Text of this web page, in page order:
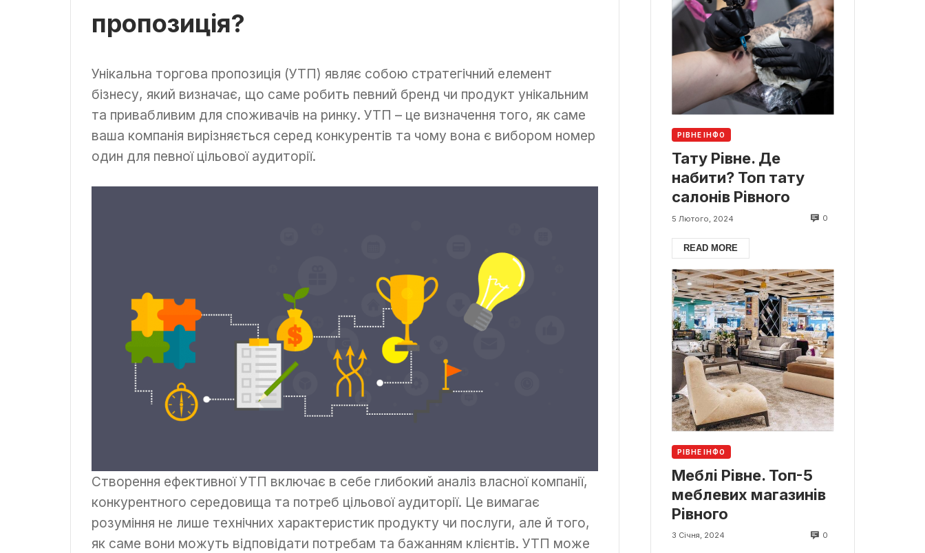
пропозиція?
Унікальна торгова пропозиція (УТП) являє собою стратегічний елемент
бізнесу, який визначає, що саме робить певний бренд чи продукт унікальним
та привабливим для споживачів на ринку. УТП – це визначення того, як саме
ваша компанія вирізняється серед конкурентів та чому вона є вибором номер
один для певної цільової аудиторії.
Створення ефективної УТП включає в себе глибокий аналіз власної компанії,
конкурентного середовища та потреб цільової аудиторії. Це вимагає
розуміння не лише технічних характеристик продукту чи послуги, але й того,
як саме вони можуть відповідати потребам та бажанням клієнтів. УТП може
РІВНЕ ІНФО
Тату Рівне. Де
набити? Топ тату
салонів Рівного
5 Лютого, 2024 0
READ MORE
РІВНЕ ІНФО
Меблі Рівне. Топ-5
меблевих магазинів
Рівного
3 Січня, 2024 0